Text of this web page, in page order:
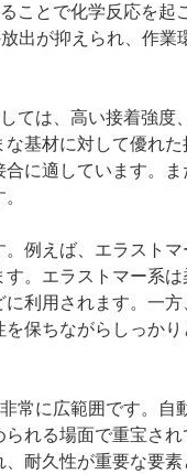
ことで化学反応を起
出が抑えられ、作
ては、高い接着強度
基材に対して優れ
に適しています。ま
例えば、エラスト
。エラストマー系
利用されます。一
保ちながらしっか
常に広範囲です。自
れる場面で重宝され
耐久性が重要な要